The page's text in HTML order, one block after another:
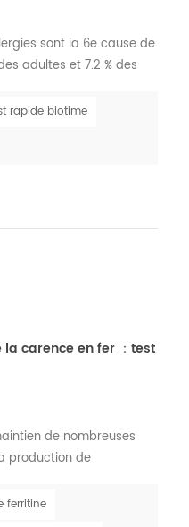
sont la 6e cause de
adultes et 7.2 % des
en danger les
dépasse le milliard.
rapide biotime
carence en fer ：test
de nombreuses
production de
au maintien de
ferritine